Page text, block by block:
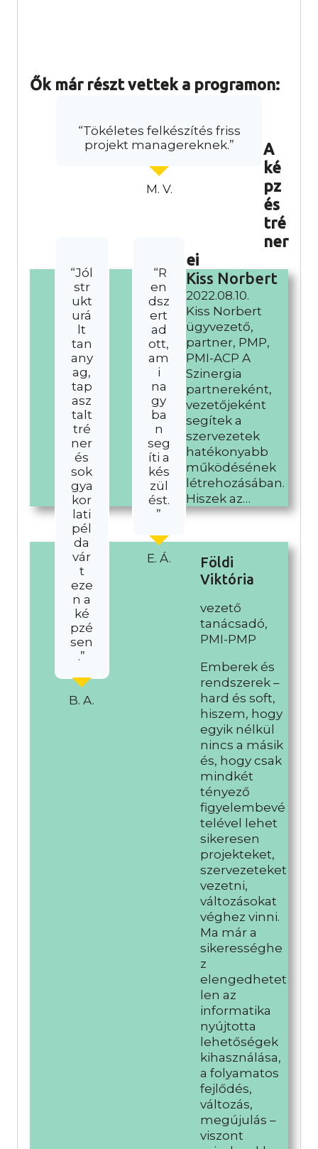
Ők már részt vettek a programon:
“Tökéletes felkészítés friss
projekt managereknek.”
M. V.
“Jól
str
ukt
urá
lt
tan
any
ag,
tap
asz
talt
tré
ner
és
sok
gya
kor
lati
pél
da
vár
t
eze
n a
ké
pzé
sen
.”
B. A.
“R
en
dsz
ert
ad
ott,
am
i
na
gy
ba
n
seg
íti a
kés
zül
ést.
”
E. Á.
A
ké
pz
és
tré
ner
ei
Kiss Norbert
2022.08.10.
Kiss Norbert
ügyvezető,
partner, PMP,
PMI-ACP A
Szinergia
partnereként,
vezetőjeként
segítek a
szervezetek
hatékonyabb
működésének
létrehozásában.
Hiszek az…
Földi
Viktória
vezető
tanácsadó,
PMI-PMP
Emberek és
rendszerek –
hard és soft,
hiszem, hogy
egyik nélkül
nincs a másik
és, hogy csak
mindkét
tényező
figyelembevé
telével lehet
sikeresen
projekteket,
szervezeteket
vezetni,
változásokat
véghez vinni.
Ma már a
sikerességhe
z
elengedhetet
len az
informatika
nyújtotta
lehetőségek
kihasználása,
a folyamatos
fejlődés,
változás,
megújulás –
viszont